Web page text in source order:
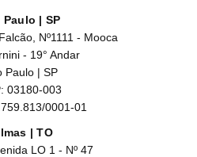
Paulo | SP
Nº1111 - Mooca
- 19° Andar
Paulo | SP
03180-003
0001-01
| TO
LO 1 - Nº 47